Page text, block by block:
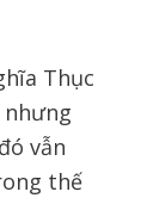
Thục
vẫn
thế